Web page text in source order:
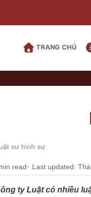
TRANG CHỦ
sư hình sự
read Last updated:
ty Luật có nhiều